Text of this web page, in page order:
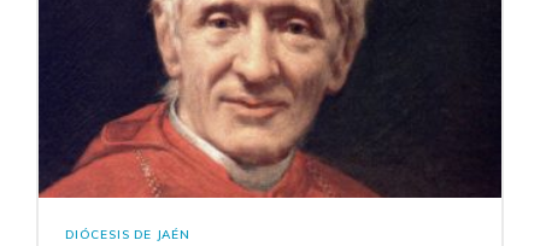
DIÓCESIS DE JAÉN